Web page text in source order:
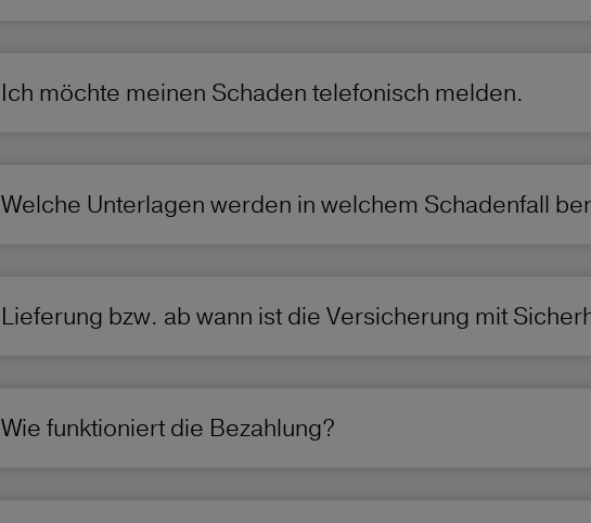
Ich möchte meinen Schaden telefonisch melden.
Welche Unterlagen werden in welchem Schadenfall
Lieferung bzw. ab wann ist die Versicherung mit
Wie funktioniert die Bezahlung?